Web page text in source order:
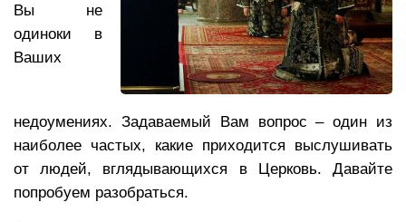
Вы не
одиноки в
Ваших
недоумениях. Задаваемый Вам вопрос – один из
наиболее частых, какие приходится выслушивать
от людей, вглядывающихся в Церковь. Давайте
попробуем разобраться.